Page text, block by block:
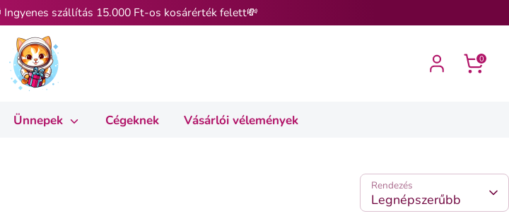
szállítás 15.000 Ft-os kosárérték felett💸
0
Ünnepek Cégeknek Vásárlói vélemények
Rendezés
Legnépszerűbb